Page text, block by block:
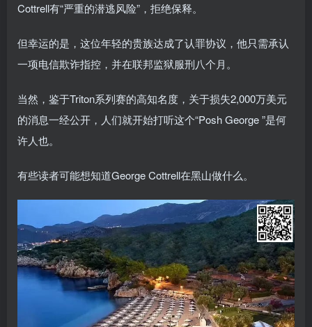
Cottrell有“严重的潜逃风险”，拒绝保释。
但幸运的是，这位年轻的贵族达成了认罪协议，他只需承认
一项电信欺诈指控，并在联邦监狱服刑八个月。
当然，鉴于Triton系列赛的高知名度，关于损失2,000万美元
的消息一经公开，人们就开始打听这个“Posh George ”是何
许人也。
有些读者可能想知道George Cottrell在黑山做什么。